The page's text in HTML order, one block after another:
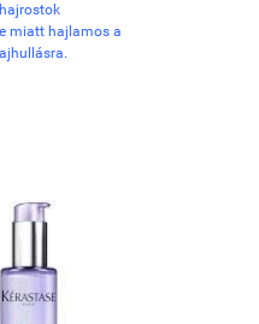
miatt hajlamos a